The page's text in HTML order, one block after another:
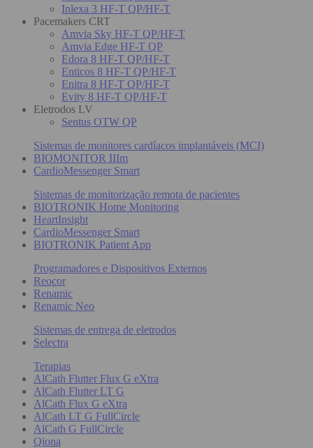
Inlexa 3 HF-T QP/HF-T
Pacemakers CRT
Amvia Sky HF-T QP/HF-T
Amvia Edge HF-T QP
Edora 8 HF-T QP/HF-T
Enticos 8 HF-T QP/HF-T
Enitra 8 HF-T QP/HF-T
Evity 8 HF-T QP/HF-T
Eletrodos LV
Sentus OTW QP
Sistemas de monitores cardíacos implantáveis (MCI)
BIOMONITOR IIIm
CardioMessenger Smart
Sistemas de monitorização remota de pacientes
BIOTRONIK Home Monitoring
HeartInsight
CardioMessenger Smart
BIOTRONIK Patient App
Programadores e Dispositivos Externos
Reocor
Renamic
Renamic Neo
Sistemas de entrega de eletrodos
Selectra
Terapias
AlCath Flutter Flux G eXtra
AlCath Flutter LT G
AlCath Flux G eXtra
AlCath LT G FullCircle
AlCath G FullCircle
Qiona